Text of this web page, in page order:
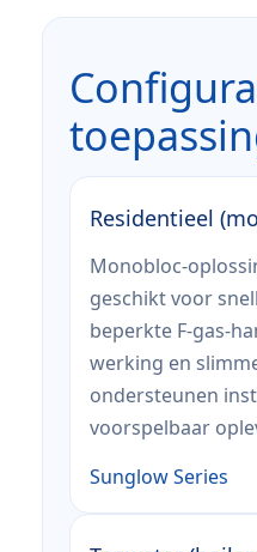
Residentieel
Monobloc-
geschikt voor
beperkte F-gas-
werking en
ondersteunen
voorspelbaar
Sunglow Series